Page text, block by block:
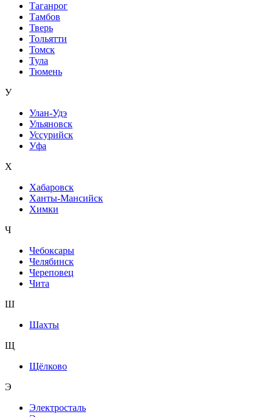
Таганрог
Тамбов
Тверь
Тольятти
Томск
Тула
Тюмень
У
Улан-Удэ
Ульяновск
Уссурийск
Уфа
Х
Хабаровск
Ханты-Мансийск
Химки
Ч
Чебоксары
Челябинск
Череповец
Чита
Ш
Шахты
Щ
Щёлково
Э
Электросталь